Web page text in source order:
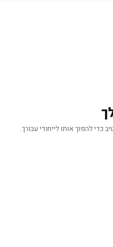
כדי להפוך אותו לייחודי עבורך.